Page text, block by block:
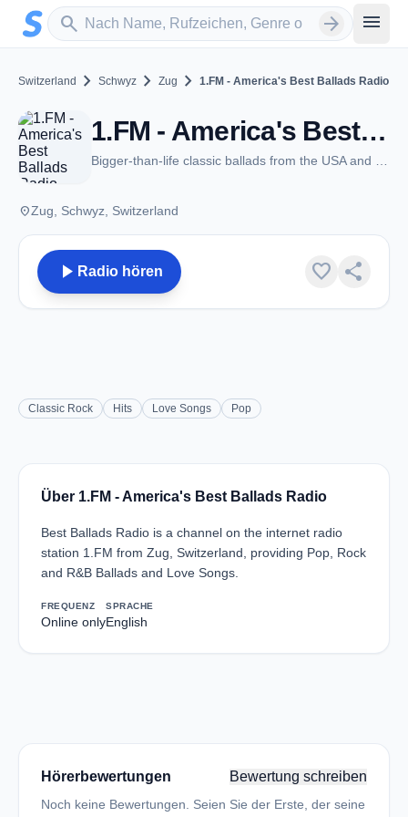
Zum Hauptinhalt springen
search
Sender suchen arrow_forward menu
Switzerland chevron_right Schwyz chevron_right Zug chevron_right 1.FM - America's Best Ballads Radio
1.FM - America's Best Ballads Radio - Zug
placeZug, Schwyz, Switzerland
play_arrow Radio hören favorite share
Classic Rock Hits Love Songs Pop
Über 1.FM - America's Best Ballads Radio
Best Ballads Radio is a channel on the internet radio
station 1.FM from Zug, Switzerland, providing Pop, Rock
and R&B Ballads and Love Songs.
FREQUENZ
Online only
SPRACHE
English
Hörerbewertungen Bewertung schreiben
Noch keine Bewertungen. Seien Sie der Erste, der seine